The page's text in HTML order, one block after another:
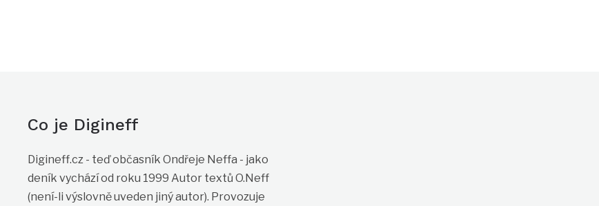
Co je Digineff
Digineff.cz - teď občasník Ondřeje Neffa - jako
deník vychází od roku 1999 Autor textů O.Neff
(není-li výslovně uveden jiný autor). Provozuje